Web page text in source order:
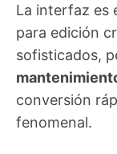
La interfaz es
para edición
sofisticados,
conversión
fenomenal.